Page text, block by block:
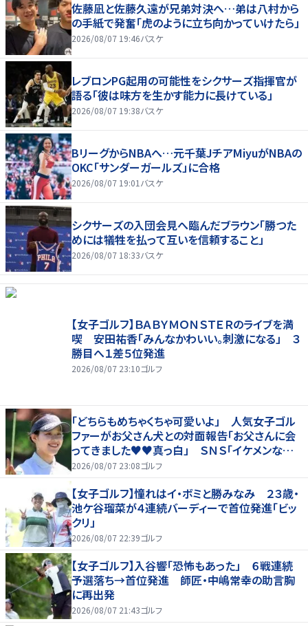
佐藤凪と佐藤久遠が兄弟対決へ…弟は八村から
の手紙で発奮「虎のように立ち向かっていけたら」
2026/08/07 19:46バスケ
レブロンPG起用の可能性をシクサーズ指揮官が
語る「彼は味方を生かす能力に長けている」
2026/08/07 19:38バスケ
BリーグからNBAへ…元千葉JチアMiyuがNBAの
OKC「サンダーガールズ」に合格
2026/08/07 19:01バスケ
シクサーズの入団会見へ臨んだブラウン「勝つた
めには犠牲を払って互いを信頼すること」
2026/08/07 18:33バスケ
【女子ゴルフ】ＢＡＢＹＭＯＮＳＴＥＲのライブを満
喫 安田祐香「みんなかわいい。刺激になる」 ３
勝目へ１差５位発進
2026/08/07 23:10ゴルフ
「どちらもめちゃくちゃ可愛いよ」 人気女子ゴル
ファーがお父さん犬との対面報告「お父さんに会
ってきました♥♥真っ白」 ＳＮＳ「イケメンなお
父さん」「白戸家入りするんですか？」
2026/08/07 23:08ゴルフ
【女子ゴルフ】憧れはイ・ボミと勝みなみ ２３歳・
池ケ谷瑠菜が４連続バーディーで首位発進「ビッ
クリ」
2026/08/07 22:39ゴルフ
【女子ゴルフ】入谷響「恐怖もあった」 ６戦連続
予選落ち→首位発進 師匠・中嶋常幸の助言胸
に再出発
2026/08/07 21:43ゴルフ